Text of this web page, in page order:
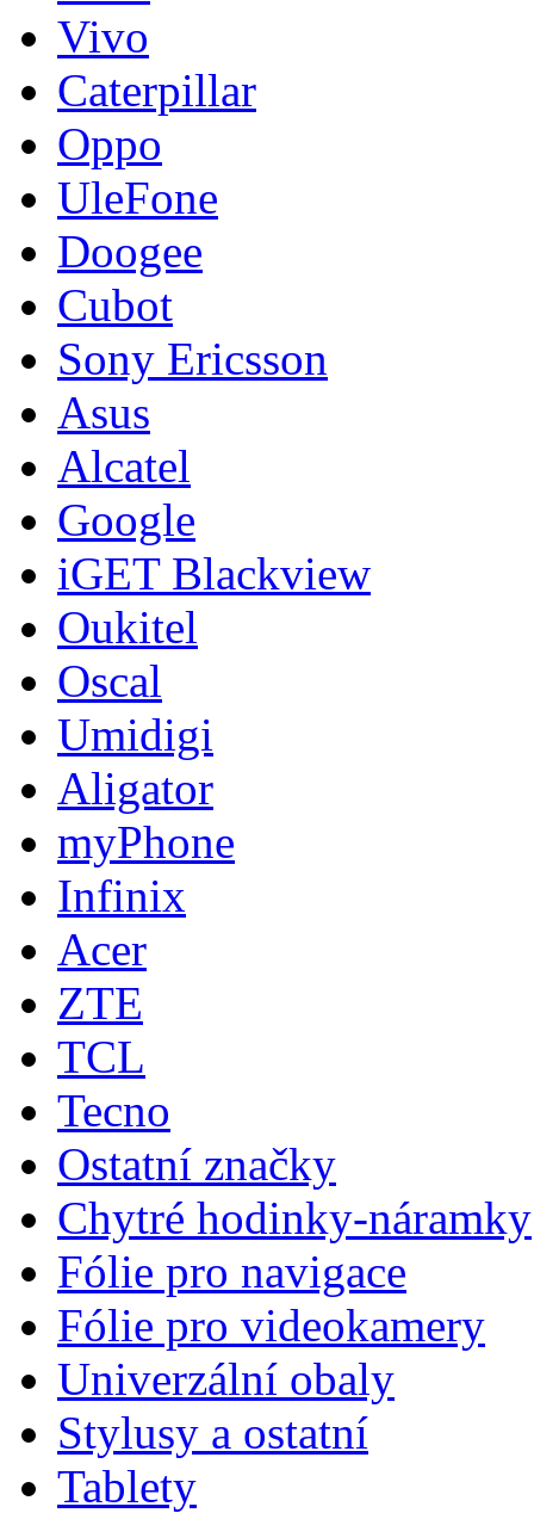
Vivo
Caterpillar
Oppo
UleFone
Doogee
Cubot
Sony Ericsson
Asus
Alcatel
Google
iGET Blackview
Oukitel
Oscal
Umidigi
Aligator
myPhone
Infinix
Acer
ZTE
TCL
Tecno
Ostatní značky
Chytré hodinky-náramky
Fólie pro navigace
Fólie pro videokamery
Univerzální obaly
Stylusy a ostatní
Tablety